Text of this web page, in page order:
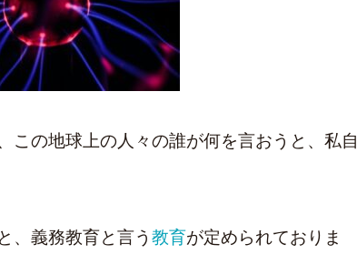
この地球上の人々の誰が何を言おうと、私自
、義務教育と言う 教育が定められておりま